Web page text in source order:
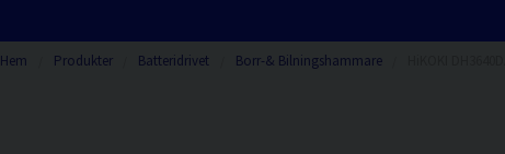
Hem Produkter Batteridrivet Borr-& Bilningshammare